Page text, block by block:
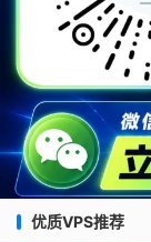
优质VPS推荐